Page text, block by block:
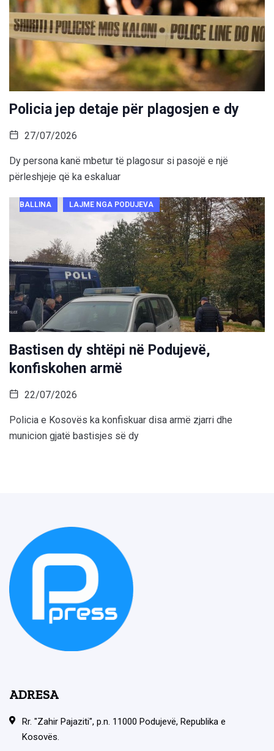
Policia jep detaje për plagosjen e dy
27/07/2026
Dy persona kanë mbetur të plagosur si pasojë e një
përleshjeje që ka eskaluar
BALLINA LAJME NGA PODUJEVA
Bastisen dy shtëpi në Podujevë,
konfiskohen armë
22/07/2026
Policia e Kosovës ka konfiskuar disa armë zjarri dhe
municion gjatë bastisjes së dy
ADRESA
Rr. "Zahir Pajaziti", p.n. 11000 Podujevë, Republika e
Kosovës.